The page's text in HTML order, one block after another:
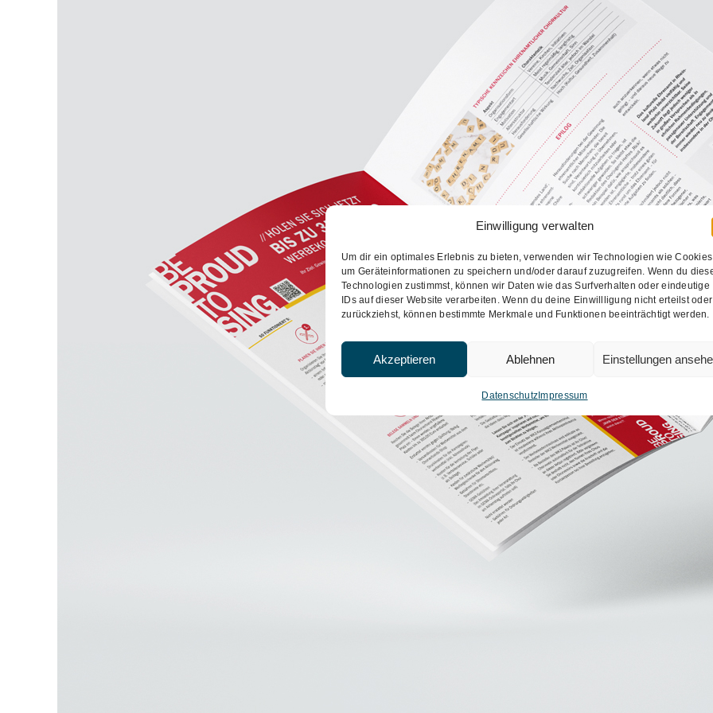
Einwilligung verwalten
Um dir ein optimales Erlebnis zu bieten, verwenden wir Technologien wie
um Geräteinformationen zu speichern und/oder darauf zuzugreifen. Wenn du
Technologien zustimmst, können wir Daten wie das Surfverhalten oder eindeutige
IDs auf dieser Website verarbeiten. Wenn du deine Einwillligung nicht erteilst oder
zurückziehst, können bestimmte Merkmale und Funktionen beeinträchtigt werden.
Akzeptieren Ablehnen Einstellungen
Datenschutz Impressum
Chormagazin
Broschüre Logo Magazin Verein